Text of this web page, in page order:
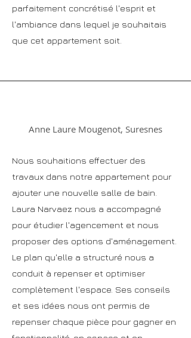
parfaitement concrétisé l'esprit et
l'ambiance dans lequel je souhaitais
que cet appartement soit.
Anne Laure Mougenot, Suresnes
Nous souhaitions effectuer des
travaux dans notre appartement pour
ajouter une nouvelle salle de bain.
Laura Narvaez nous a accompagné
pour étudier l'agencement et nous
proposer des options d'aménagement.
Le plan qu'elle a structuré nous a
conduit à repenser et optimiser
complètement l'espace. Ses conseils
et ses idées nous ont permis de
repenser chaque pièce pour gagner en